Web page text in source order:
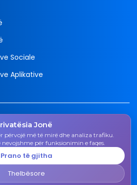
Jonë
përvojë më të mirë dhe analiza trafiku.
nevojshme për funksionimin e faqes.
Prano të gjitha
Thelbësore
Sociale
Aplikative
Qemali", n.n., 50 000 Gjakovë,